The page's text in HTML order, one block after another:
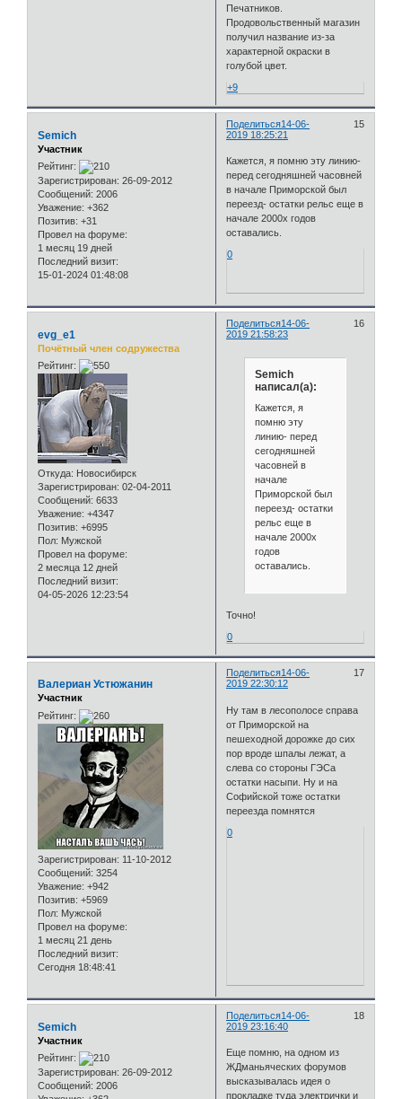
Печатников.
Продовольственный магазин
получил название из-за
характерной окраски в
голубой цвет.
+9
Поделиться 15
14-06-
2019 18:25:21
Semich
Участник
Рейтинг:
Зарегистрирован: 26-09-2012
Сообщений: 2006
Уважение: +362
Позитив: +31
Провел на форуме:
1 месяц 19 дней
Последний визит:
15-01-2024 01:48:08
Кажется, я помню эту линию-
перед сегодняшней часовней
в начале Приморской был
переезд- остатки рельс еще в
начале 2000х годов
оставались.
0
Поделиться 16
14-06-
2019 21:58:23
evg_e1
Почётный член содружества
Рейтинг:
Откуда: Новосибирск
Зарегистрирован: 02-04-2011
Сообщений: 6633
Уважение: +4347
Позитив: +6995
Пол: Мужской
Провел на форуме:
2 месяца 12 дней
Последний визит:
04-05-2026 12:23:54
Semich
написал(а):
Кажется, я
помню эту
линию- перед
сегодняшней
часовней в
начале
Приморской был
переезд- остатки
рельс еще в
начале 2000х
годов
оставались.
Точно!
0
Поделиться 17
14-06-
2019 22:30:12
Валериан Устюжанин
Участник
Рейтинг:
Зарегистрирован: 11-10-2012
Сообщений: 3254
Уважение: +942
Позитив: +5969
Пол: Мужской
Провел на форуме:
1 месяц 21 день
Последний визит:
Сегодня 18:48:41
Ну там в лесополосе справа
от Приморской на
пешеходной дорожке до сих
пор вроде шпалы лежат, а
слева со стороны ГЭСа
остатки насыпи. Ну и на
Софийской тоже остатки
переезда помнятся
0
Поделиться 18
14-06-
2019 23:16:40
Semich
Участник
Рейтинг:
Зарегистрирован: 26-09-2012
Сообщений: 2006
Еще помню, на одном из
ЖДманьяческих форумов
высказывалась идея о
прокладке туда электрички и